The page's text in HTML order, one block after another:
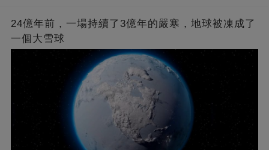
24億年前，一場持續了3億年的嚴寒，地球被凍成了
一個大雪球